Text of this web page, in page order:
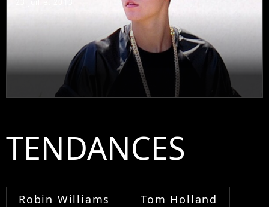
TENDANCES
Robin Williams Tom Holland